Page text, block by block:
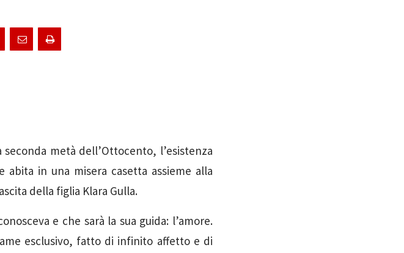
metà dell’Ottocento, l’esistenza
in una misera casetta assieme alla
della figlia Klara Gulla.
e che sarà la sua guida: l’amore.
esclusivo, fatto di infinito affetto e di